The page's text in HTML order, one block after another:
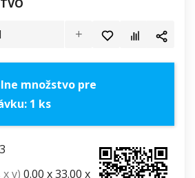
množstvo pre
1 ks
v) 0.00 x 33.00 x